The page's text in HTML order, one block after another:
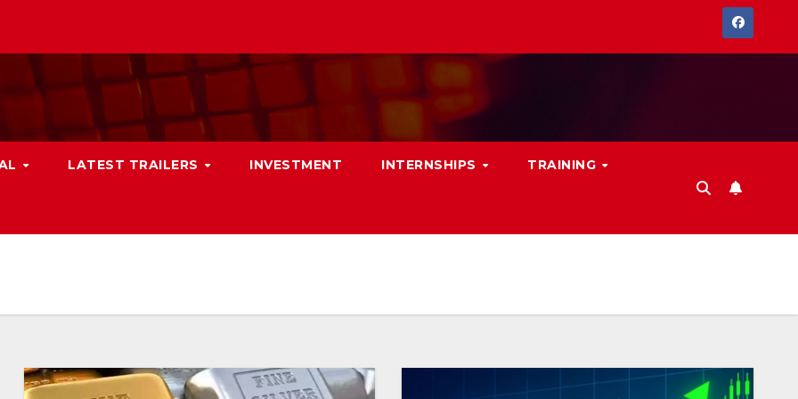
LATEST TRAILERS INVESTMENT INTERNSHIPS TRAINING